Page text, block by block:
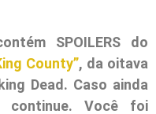
SPOILERS do
County”, da oitava
Dead. Caso ainda
continue. Você foi